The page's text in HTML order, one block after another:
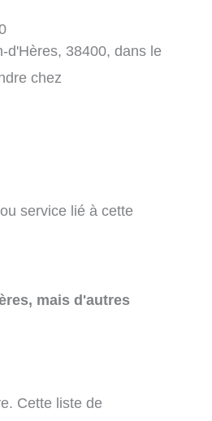
d'Hères, 38400, dans le
chez
service lié à cette
mais d'autres
Cette liste de